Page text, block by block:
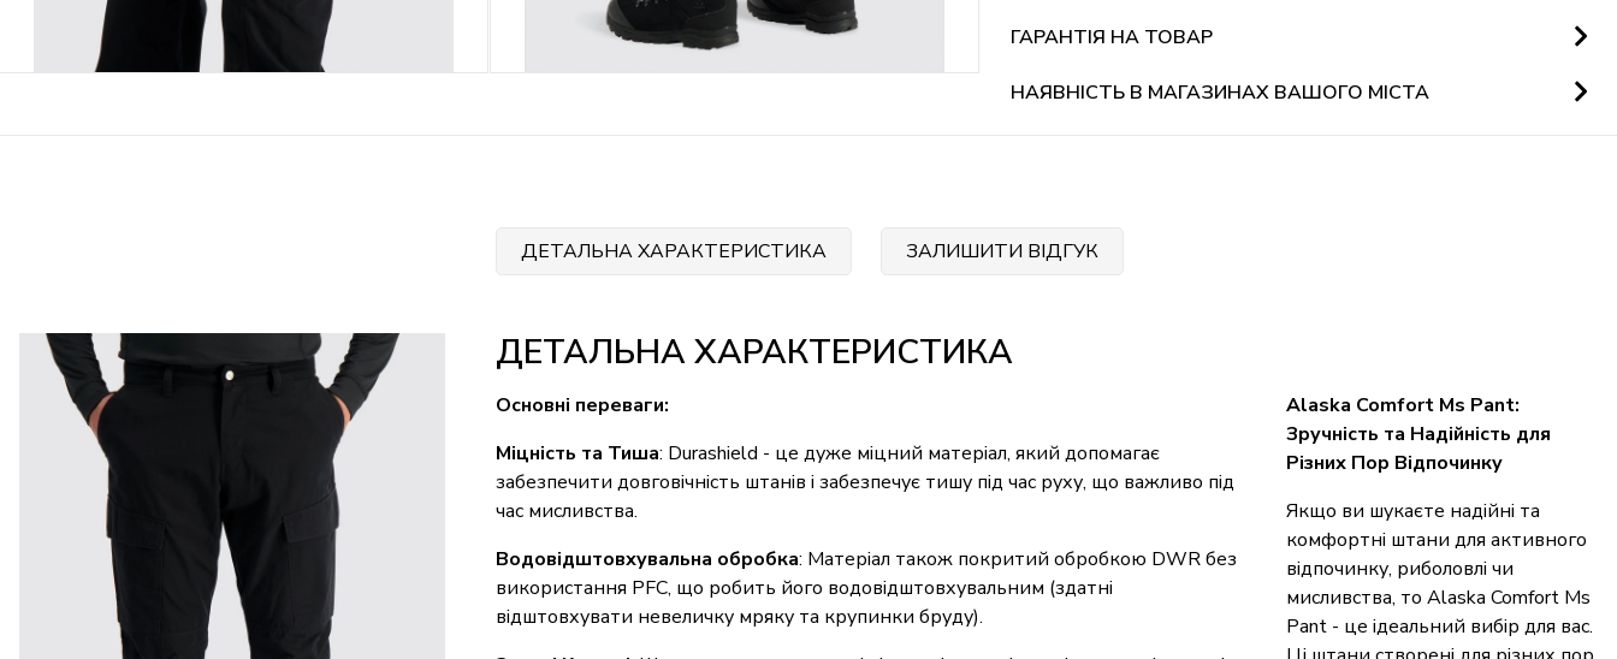
ГАРАНТІЯ НА ТОВАР
НАЯВНІСТЬ В МАГАЗИНАХ ВАШОГО МІСТА
ДЕТАЛЬНА ХАРАКТЕРИСТИКА ЗАЛИШИТИ ВІДГУК
ДЕТАЛЬНА ХАРАКТЕРИСТИКА
Alaska Comfort Ms Pant:
Зручність та Надійність для
Різних Пор Відпочинку
Якщо ви шукаєте надійні та
комфортні штани для активного
відпочинку, риболовлі чи
мисливства, то Alaska Comfort Ms
Pant - це ідеальний вибір для вас.
Основні переваги:
Міцність та Тиша: Durashield - це дуже міцний матеріал, який допомагає
забезпечити довговічність штанів і забезпечує тишу під час руху, що важливо під
час мисливства.
Водовідштовхувальна обробка: Матеріал також покритий обробкою DWR без
використання PFC, що робить його водовідштовхувальним (здатні
відштовхувати невеличку мряку та крупинки бруду).